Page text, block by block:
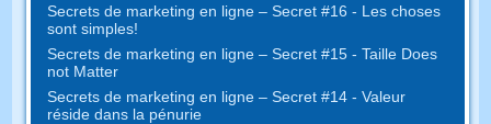
Secrets de marketing en ligne – Secret #16 - Les choses
sont simples!
Secrets de marketing en ligne – Secret #15 - Taille Does
not Matter
Secrets de marketing en ligne – Secret #14 - Valeur
réside dans la pénurie